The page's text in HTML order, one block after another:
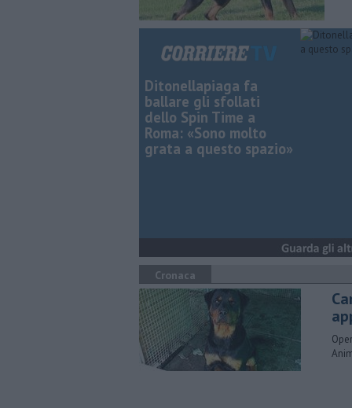
Ditonellapiaga fa
ballare gli sfollati
dello Spin Time a
Roma: «Sono molto
grata a questo spazio»
Cronaca